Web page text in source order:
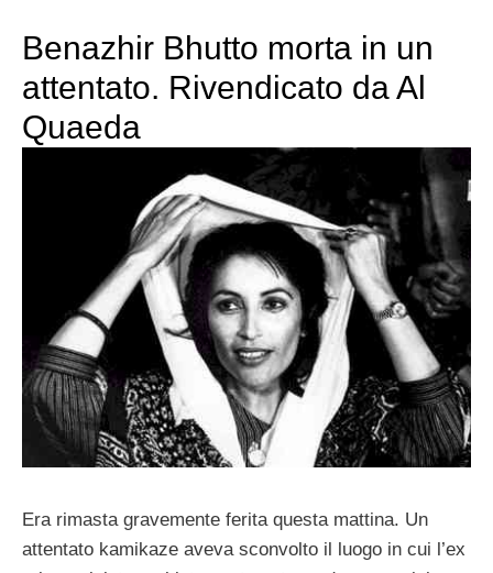
Benazhir Bhutto morta in un
attentato. Rivendicato da Al
Quaeda
Era rimasta gravemente ferita questa mattina. Un
attentato kamikaze aveva sconvolto il luogo in cui l’ex